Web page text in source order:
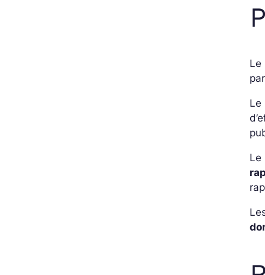
Le
Le
Le